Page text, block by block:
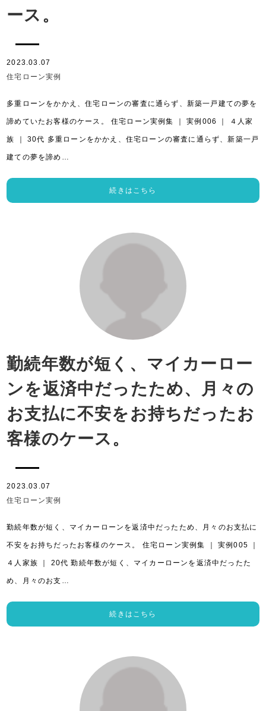
ース。
2023.03.07
住宅ローン実例
多重ローンをかかえ、住宅ローンの審査に通らず、新築一戸建ての夢を
諦めていたお客様のケース。 住宅ローン実例集 ｜ 実例006 ｜ ４人家
族 ｜ 30代 多重ローンをかかえ、住宅ローンの審査に通らず、新築一戸
建ての夢を諦め…
続きはこちら
勤続年数が短く、マイカーロー
ンを返済中だったため、月々の
お支払に不安をお持ちだったお
客様のケース。
2023.03.07
住宅ローン実例
勤続年数が短く、マイカーローンを返済中だったため、月々のお支払に
不安をお持ちだったお客様のケース。 住宅ローン実例集 ｜ 実例005 ｜
４人家族 ｜ 20代 勤続年数が短く、マイカーローンを返済中だったた
め、月々のお支…
続きはこちら